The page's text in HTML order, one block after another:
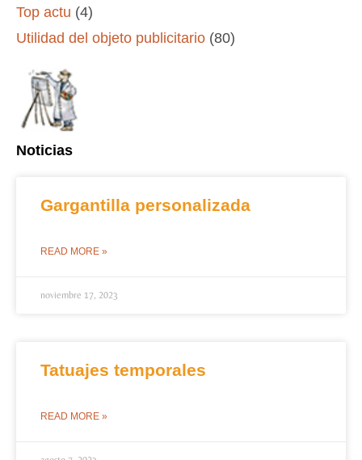
Top actu (4)
Utilidad del objeto publicitario (80)
Noticias
Gargantilla personalizada
READ MORE »
noviembre 17, 2023
Tatuajes temporales
READ MORE »